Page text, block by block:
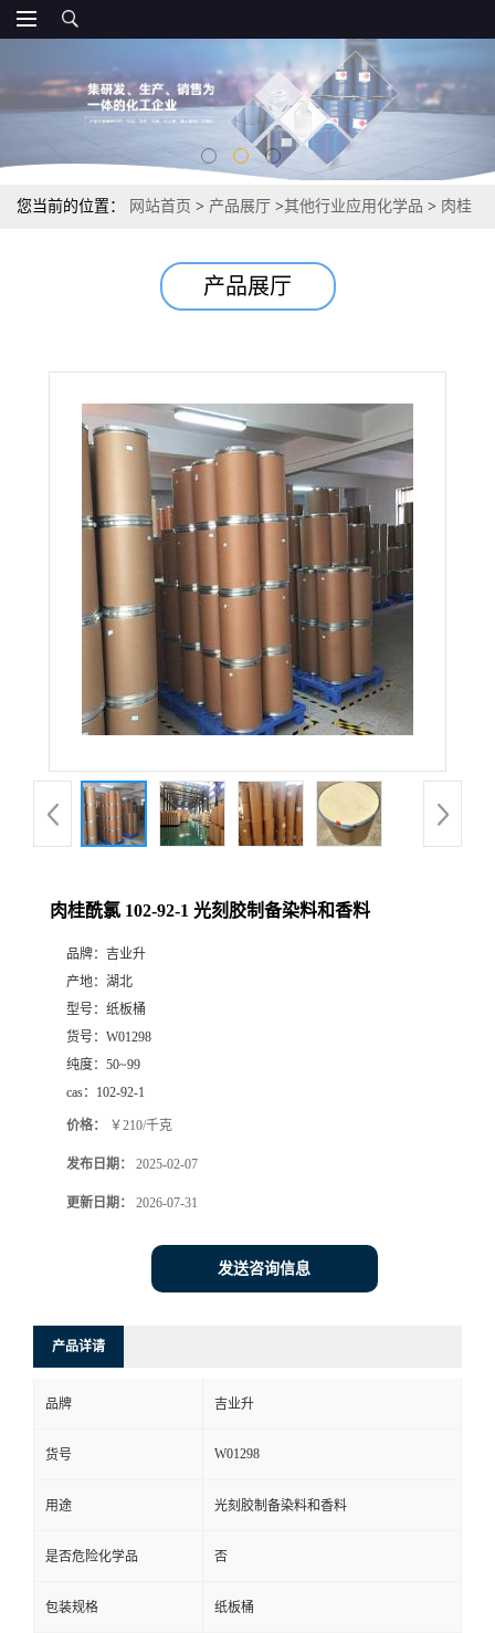
您当前的位置： 网站首页 > 产品展厅 >其他行业应用化学品 > 肉桂
产品展厅
肉桂酰氯 102-92-1 光刻胶制备染料和香料
品牌： 吉业升
产地： 湖北
型号： 纸板桶
货号： W01298
纯度： 50~99
cas： 102-92-1
价格： ￥210/千克
发布日期： 2025-02-07
更新日期： 2026-07-31
发送咨询信息
产品详请
品牌 吉业升
货号 W01298
用途 光刻胶制备染料和香料
是否危险化学品 否
包装规格 纸板桶